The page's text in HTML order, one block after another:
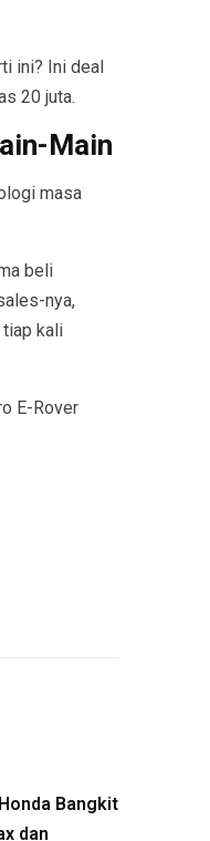
ini? Ini deal
20 juta.
Main
masa
beli
nya,
tiap kali
E-Rover
Bangkit
dan